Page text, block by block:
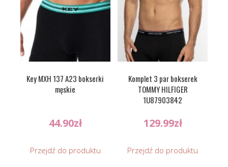
Key MXH 137 A23 bokserki
męskie
44.90zł
Przejdź do produktu
Komplet 3 par bokserek
TOMMY HILFIGER
1U87903842
129.99zł
Przejdź do produktu